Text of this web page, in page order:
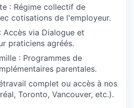
: Régime collectif de
cotisations de l'employeur.
Accès via Dialogue et
praticiens agréés.
: Programmes de
parentales.
complet ou accès à nos
Toronto, Vancouver, etc.).